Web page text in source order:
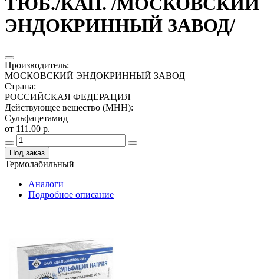
ЭНДОКРИННЫЙ ЗАВОД/
Производитель:
МОСКОВСКИЙ ЭНДОКРИННЫЙ ЗАВОД
Страна:
РОССИЙСКАЯ ФЕДЕРАЦИЯ
Действующее вещество (МНН):
Сульфацетамид
от 111.00 р.
Под заказ
Термолабильный
Аналоги
Подробное описание